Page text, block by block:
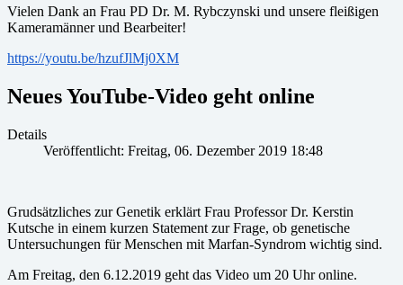
Vielen Dank an Frau PD Dr. M. Rybczynski und unsere fleißigen
Kameramänner und Bearbeiter!
https://youtu.be/hzufJlMj0XM
Neues YouTube-Video geht online
Details
Veröffentlicht: Freitag, 06. Dezember 2019 18:48
Grudsätzliches zur Genetik erklärt Frau Professor Dr. Kerstin
Kutsche in einem kurzen Statement zur Frage, ob genetische
Untersuchungen für Menschen mit Marfan-Syndrom wichtig sind.
Am Freitag, den 6.12.2019 geht das Video um 20 Uhr online.